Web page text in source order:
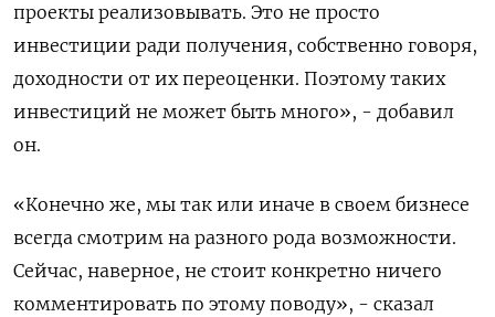
проекты реализовывать. Это не просто
инвестиции ради получения, собственно говоря,
доходности от их переоценки. Поэтому таких
инвестиций не может быть много», - добавил
он.
«Конечно же, мы так или иначе в своем бизнесе
всегда смотрим на разного рода возможности.
Сейчас, наверное, не стоит конкретно ничего
комментировать по этому поводу», - сказал